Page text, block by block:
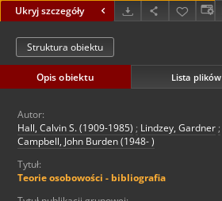
Ukryj szczegóły
Struktura obiektu
Opis obiektu Lista plików
Autor:
Hall, Calvin S. (1909-1985) ; Lindzey, Gardner ;
Campbell, John Burden (1948- )
Tytuł:
Teorie osobowości - bibliografia